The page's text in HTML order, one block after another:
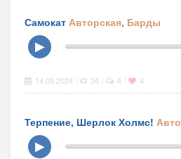
Самокат Авторская, Барды
▶
14.09.2024 34 4 4
Терпение, Шерлок Холмс!
▶